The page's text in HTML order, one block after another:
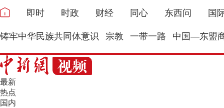
即时 时政 财经 同心 东西问 国
铸牢中华民族共同体意识 宗教 一带一路 中国—东盟
最新
热点
国内